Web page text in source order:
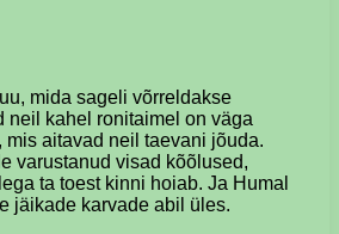
mida sageli võrreldakse
neil kahel ronitaimel on väga
aitavad neil taevani jõuda.
varustanud visad kõõlused,
ta toest kinni hoiab. Ja Humal
jäikade karvade abil üles.